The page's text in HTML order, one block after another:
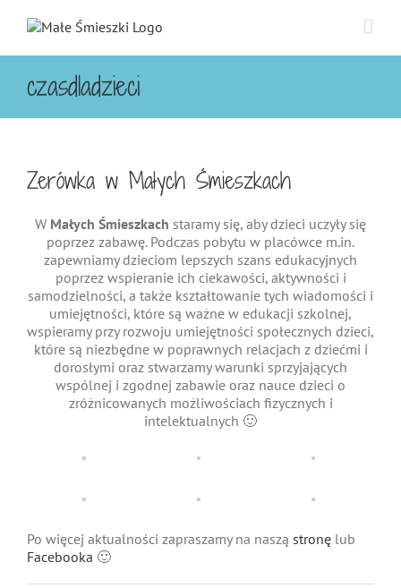
czasdladzieci
Zerówka w Małych Śmieszkach
W Małych Śmieszkach staramy się, aby dzieci uczyły się
poprzez zabawę. Podczas pobytu w placówce m.in.
zapewniamy dzieciom lepszych szans edukacyjnych
poprzez wspieranie ich ciekawości, aktywności i
samodzielności, a także kształtowanie tych wiadomości i
umiejętności, które są ważne w edukacji szkolnej,
wspieramy przy rozwoju umiejętności społecznych dzieci,
które są niezbędne w poprawnych relacjach z dziećmi i
dorosłymi oraz stwarzamy warunki sprzyjających
wspólnej i zgodnej zabawie oraz nauce dzieci o
zróżnicowanych możliwościach fizycznych i
intelektualnych 🙂
Po więcej aktualności zapraszamy na naszą stronę lub
Facebooka 🙂